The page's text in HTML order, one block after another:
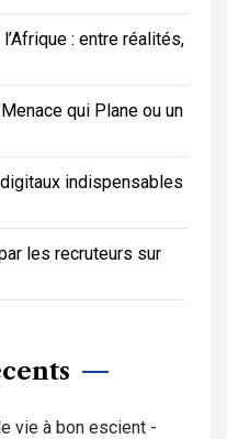
: entre réalités,
qui Plane ou un
indispensables
les recruteurs sur
vie à bon escient -